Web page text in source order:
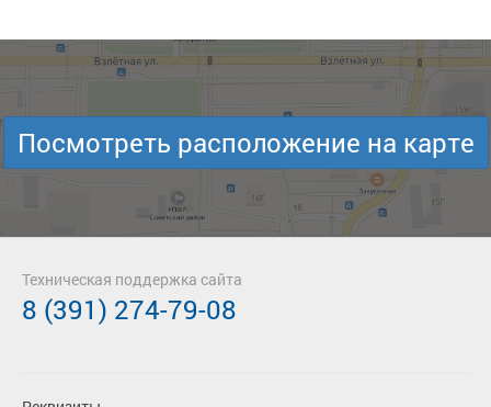
Посмотреть расположение на карте
Техническая поддержка сайта
8 (391) 274-79-08